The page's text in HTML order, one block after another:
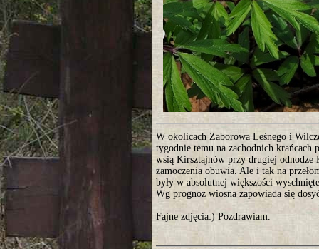
W okolicach Zaborowa Leśnego i
tygodnie temu na zachodnich
wsią Kirsztajnów przy drugiej odnodze
zamoczenia obuwia. Ale i tak na
były w absolutnej większości
Wg prognoz wiosna zapowiada się
Fajne zdjęcia:) Pozdrawiam.